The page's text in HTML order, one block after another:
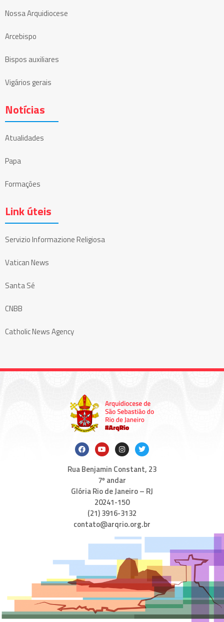
Nossa Arquidiocese
Arcebispo
Bispos auxiliares
Vigários gerais
Notícias
Atualidades
Papa
Formações
Link úteis
Servizio Informazione Religiosa
Vatican News
Santa Sé
CNBB
Catholic News Agency
Rua Benjamin Constant, 23
7º andar
Glória Rio de Janeiro – RJ
20241-150
(21) 3916-3132
contato@arqrio.org.br